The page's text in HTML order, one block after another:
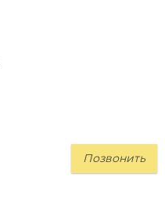
Позвонить